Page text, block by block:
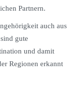
Partnern.
auch aus
gute
und damit
Regionen erkannt